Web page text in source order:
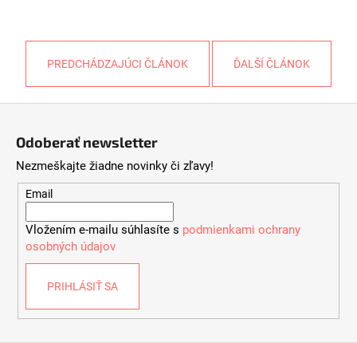
PREDCHÁDZAJÚCI ČLÁNOK ĎALŠÍ ČLÁNOK
Odoberať newsletter
Nezmeškajte žiadne novinky či zľavy!
Email
Vložením e-mailu súhlasíte s podmienkami ochrany
osobných údajov
PRIHLÁSIŤ SA